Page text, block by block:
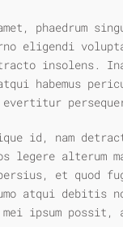
phaedrum
eligendi
insolens.
habemus
id, nam
alterum
et quod
atqui debitis
ipsum possit,